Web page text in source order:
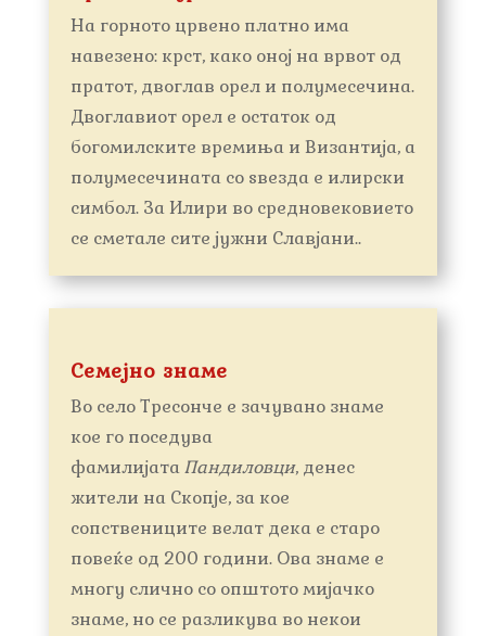
На горното црвено платно има
навезено: крст, како оној на врвот од
пратот, двоглав орел и полумесечина.
Двоглавиот орел е остаток од
богомилските времиња и Византија, а
полумесечината со ѕвезда е илирски
симбол. За Илири во средновековието
се сметале сите јужни Славјани..
Семејно знаме
Во село Тресонче е зачувано знаме
кое го поседува
фамилијатаПандиловци, денес
жители на Скопје, за кое
сопствениците велат дека е старо
повеќе од 200 години. Ова знаме е
многу слично со општото мијачко
знаме, но се разликува во некои